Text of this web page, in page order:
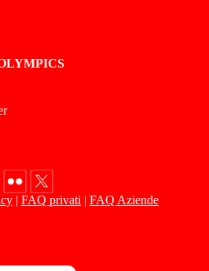
| FAQ privati | FAQ Aziende